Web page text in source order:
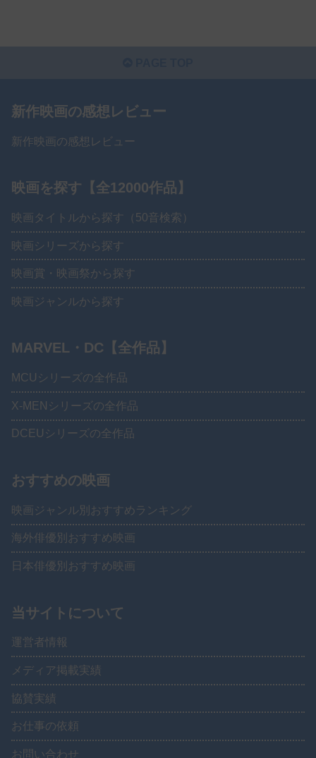
新作映画の感想レビュー
新作映画の感想レビュー
映画を探す【全12000作品】
映画タイトルから探す（50音検索）
映画シリーズから探す
映画賞・映画祭から探す
映画ジャンルから探す
MARVEL・DC【全作品】
MCUシリーズの全作品
X-MENシリーズの全作品
DCEUシリーズの全作品
おすすめの映画
映画ジャンル別おすすめランキング
海外俳優別おすすめ映画
日本俳優別おすすめ映画
当サイトについて
運営者情報
メディア掲載実績
協賛実績
お仕事の依頼
お問い合わせ